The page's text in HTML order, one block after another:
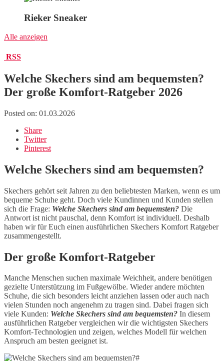
Rieker Sneaker
Alle anzeigen
RSS
Welche Skechers sind am bequemsten?
Der große Komfort-Ratgeber 2026
Posted on: 01.03.2026
Share
Twitter
Pinterest
Welche Skechers sind am bequemsten?
Skechers gehört seit Jahren zu den beliebtesten Marken, wenn es um
bequeme Schuhe geht. Doch viele Kundinnen und Kunden stellen
sich die Frage: Welche Skechers sind am bequemsten? Die
Antwort ist nicht pauschal, denn Komfort ist individuell. Deshalb
haben wir für Euch einen ausführlichen Skechers Komfort Ratgeber
zusammengestellt.
Der große Komfort-Ratgeber
Manche Menschen suchen maximale Weichheit, andere benötigen
gezielte Unterstützung im Fußgewölbe. Wieder andere möchten
Schuhe, die sich besonders leicht anziehen lassen oder auch nach
vielen Stunden noch angenehm zu tragen sind. Dabei fragen sich
viele Kunden: Welche Skechers sind am bequemsten? In diesem
ausführlichen Ratgeber vergleichen wir die wichtigsten Skechers
Komfort-Technologien und zeigen, welches Modell für welchen
Anspruch am besten geeignet ist.
#